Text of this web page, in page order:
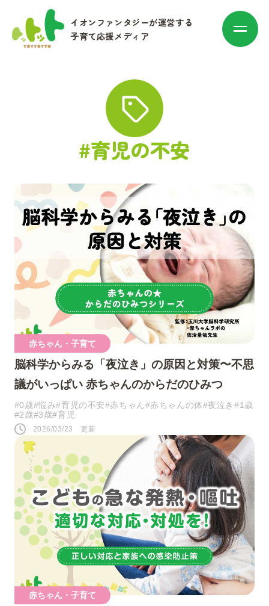
イオンファンタジーが運営する
子育て応援メディア
カテゴリ別に探す
マネー
お出かけ・トレンド
その他
人気のキーワード
#0歳 #接し方 #悩み #寝かしつけ
#1歳 #行事・イベント #赤ちゃん
#育児の不安
#おうち遊び #コミュニケーション
#パパ #夜泣き
SNS
このページをシェアする
ツイート
#育児の不安
赤ちゃん・子育て
脳科学からみる「夜泣き」の原因と対策〜不思
議がいっぱい 赤ちゃんのからだのひみつ
#0歳#悩み#育児の不安#赤ちゃん#赤ちゃんの体#夜泣き #1歳
#2歳#3歳#育児
2026/03/23 更新
赤ちゃん・子育て